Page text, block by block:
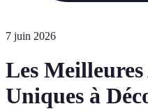
7 juin 2026
Les
Uniques à